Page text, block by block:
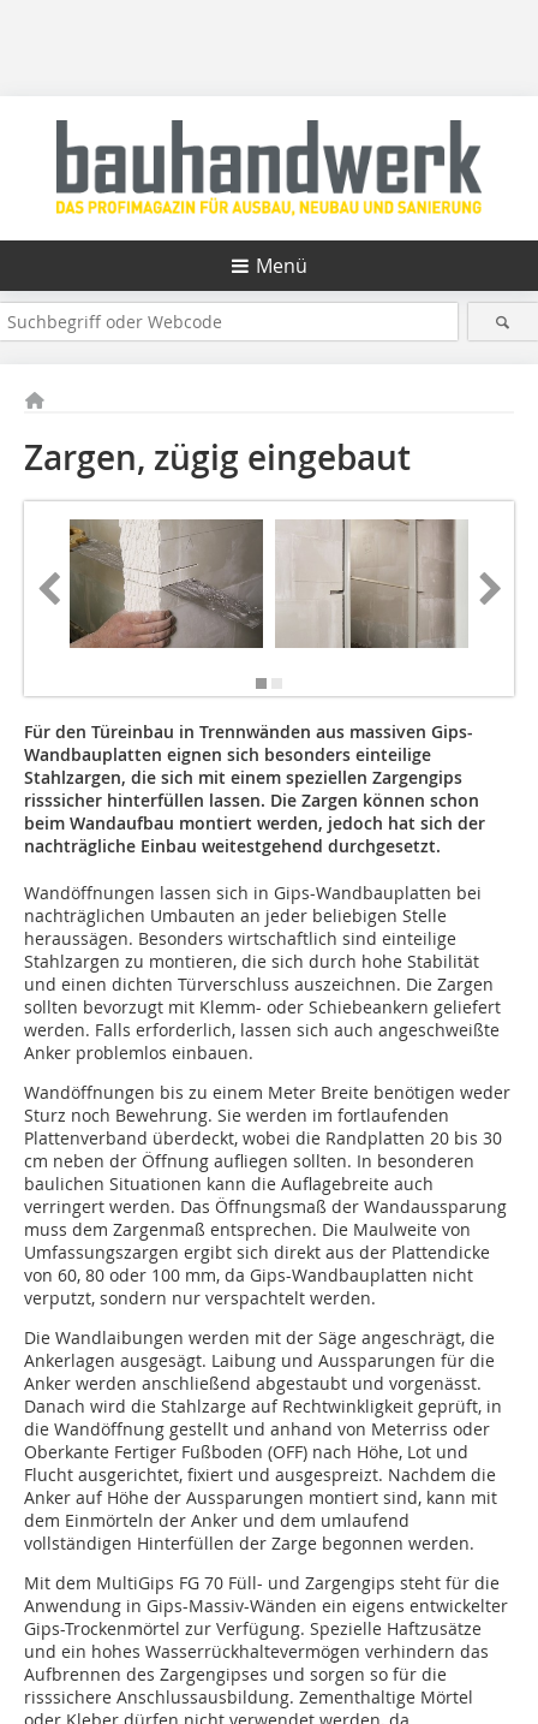
Menü
Zargen, zügig eingebaut
Für den Türeinbau in Trennwänden aus massiven Gips-
Wandbauplatten eignen sich besonders einteilige
Stahlzargen, die sich mit einem speziellen Zargengips
risssicher hinterfüllen lassen. Die Zargen können schon
beim Wandaufbau montiert werden, jedoch hat sich der
nachträgliche Einbau weitestgehend durchgesetzt.
Wandöffnungen lassen sich in Gips-Wandbauplatten bei
nachträglichen Umbauten an jeder beliebigen Stelle
heraussägen. Besonders wirtschaftlich sind einteilige
Stahlzargen zu montieren, die sich durch hohe Stabilität
und einen dichten Türverschluss auszeichnen. Die Zargen
sollten bevorzugt mit Klemm- oder Schiebeankern geliefert
werden. Falls erforderlich, lassen sich auch angeschweißte
Anker problemlos einbauen.
Wandöffnungen bis zu einem Meter Breite benötigen weder
Sturz noch Bewehrung. Sie werden im fortlaufenden
Plattenverband überdeckt, wobei die Randplatten 20 bis 30
cm neben der Öffnung aufliegen sollten. In besonderen
baulichen Situationen kann die Auflagebreite auch
verringert werden. Das Öffnungsmaß der Wandaussparung
muss dem Zargenmaß entsprechen. Die Maulweite von
Umfassungszargen ergibt sich direkt aus der Plattendicke
von 60, 80 oder 100 mm, da Gips-Wandbauplatten nicht
verputzt, sondern nur verspachtelt werden.
Die Wandlaibungen werden mit der Säge angeschrägt, die
Ankerlagen ausgesägt. Laibung und Aussparungen für die
Anker werden anschließend abgestaubt und vorgenässt.
Danach wird die Stahlzarge auf Rechtwinkligkeit geprüft, in
die Wandöffnung gestellt und anhand von Meterriss oder
Oberkante Fertiger Fußboden (OFF) nach Höhe, Lot und
Flucht ausgerichtet, fixiert und ausgespreizt. Nachdem die
Anker auf Höhe der Aussparungen montiert sind, kann mit
dem Einmörteln der Anker und dem umlaufend
vollständigen Hinterfüllen der Zarge begonnen werden.
Mit dem MultiGips FG 70 Füll- und Zargengips steht für die
Anwendung in Gips-Massiv-Wänden ein eigens entwickelter
Gips-Trockenmörtel zur Verfügung. Spezielle Haftzusätze
und ein hohes Wasserrückhaltevermögen verhindern das
Aufbrennen des Zargengipses und sorgen so für die
risssichere Anschlussausbildung. Zementhaltige Mörtel